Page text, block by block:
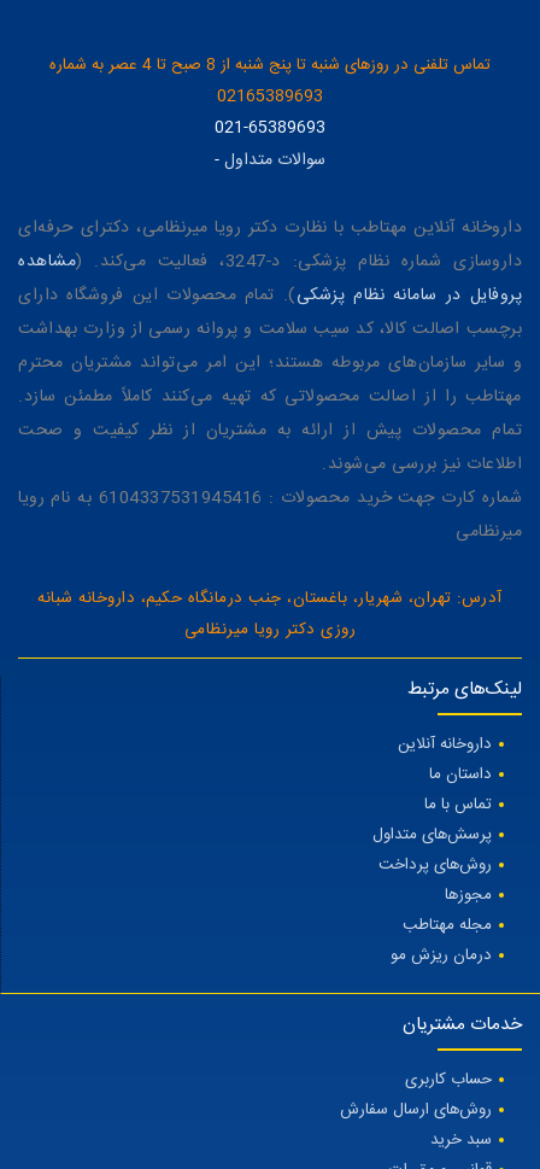
تماس تلفنی در روزهای شنبه تا پنج شنبه از 8 صبح تا 4 عصر به شماره
02165389693
021-65389693
سوالات متداول-
داروخانه آنلاین مهتاطب با نظارت دکتر رویا میرنظامی، دکترای حرفه‌ای
داروسازی شماره نظام پزشکی: د-3247، فعالیت می‌کند. (
مشاهده
پروفایل در سامانه نظام پزشکی). تمام محصولات این فروشگاه دارای
برچسب اصالت کالا، کد سیب سلامت و پروانه رسمی از وزارت بهداشت
و سایر سازمان‌های مربوطه هستند؛ این امر می‌تواند مشتریان محترم
مهتاطب را از اصالت محصولاتی که تهیه می‌کنند کاملاً مطمئن سازد.
تمام محصولات پیش از ارائه به مشتریان از نظر کیفیت و صحت
اطلاعات نیز بررسی می‌شوند.
شماره کارت جهت خرید محصولات : 6104337531945416 به نام رویا
میرنظامی
آدرس: تهران، شهریار، باغستان، جنب درمانگاه حکیم، داروخانه شبانه
روزی دکتر رویا میرنظامی
لینک‌های مرتبط
داروخانه آنلاین
داستان ما
تماس با ما
پرسش‌های متداول
روش‌های پرداخت
مجوزها
مجله مهتاطب
درمان ریزش مو
خدمات مشتریان
حساب کاربری
روش‌های ارسال سفارش
سبد خرید